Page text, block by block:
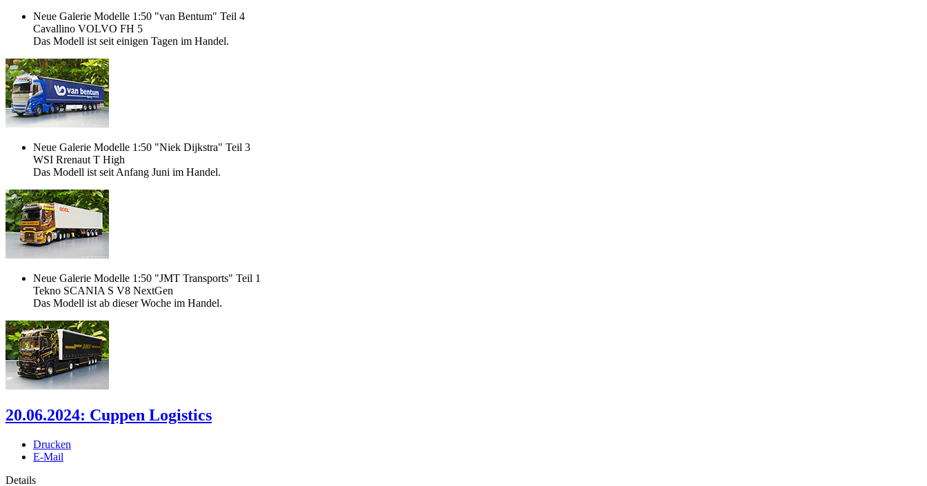
Neue Galerie Modelle 1:50 "van Bentum" Teil 4
Cavallino VOLVO FH 5
Das Modell ist seit einigen Tagen im Handel.
Neue Galerie Modelle 1:50 "Niek Dijkstra" Teil 3
WSI Rrenaut T High
Das Modell ist seit Anfang Juni im Handel.
Neue Galerie Modelle 1:50 "JMT Transports" Teil 1
Tekno SCANIA S V8 NextGen
Das Modell ist ab dieser Woche im Handel.
20.06.2024: Cuppen Logistics
Drucken
E-Mail
Details